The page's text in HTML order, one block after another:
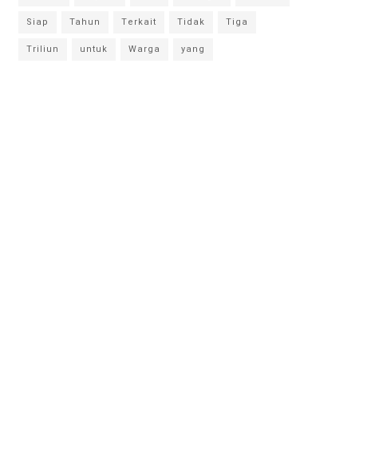
Siap
Tahun Terkait Tidak
Tiga
Triliun
untuk Warga yang